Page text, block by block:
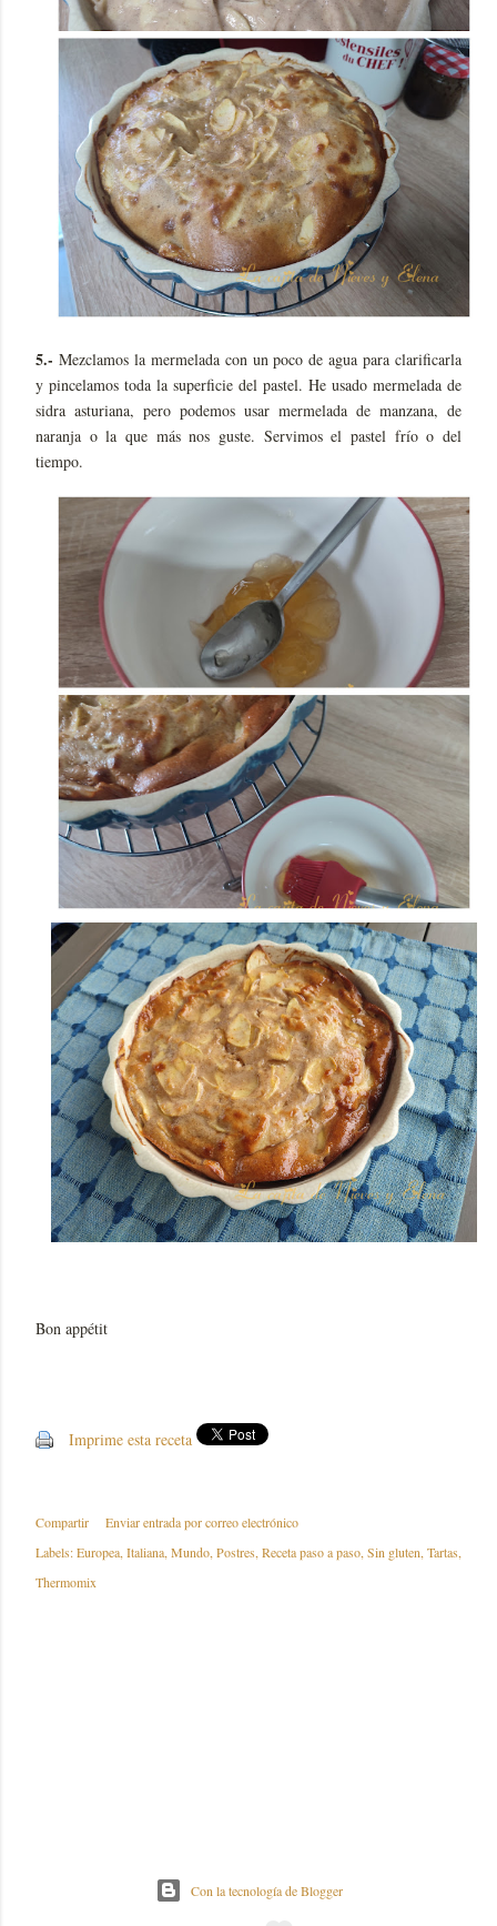
5.- Mezclamos la mermelada con un poco de agua para clarificarla
y pincelamos toda la superficie del pastel. He usado mermelada de
sidra asturiana, pero podemos usar mermelada de manzana, de
naranja o la que más nos guste. Servimos el pastel frío o del
tiempo.
Bon appétit
Imprime esta receta
Compartir
Enviar entrada por correo electrónico
Labels:Europea Italiana Mundo Postres Receta paso a paso Sin gluten Tartas
Thermomix
Con la tecnología de Blogger